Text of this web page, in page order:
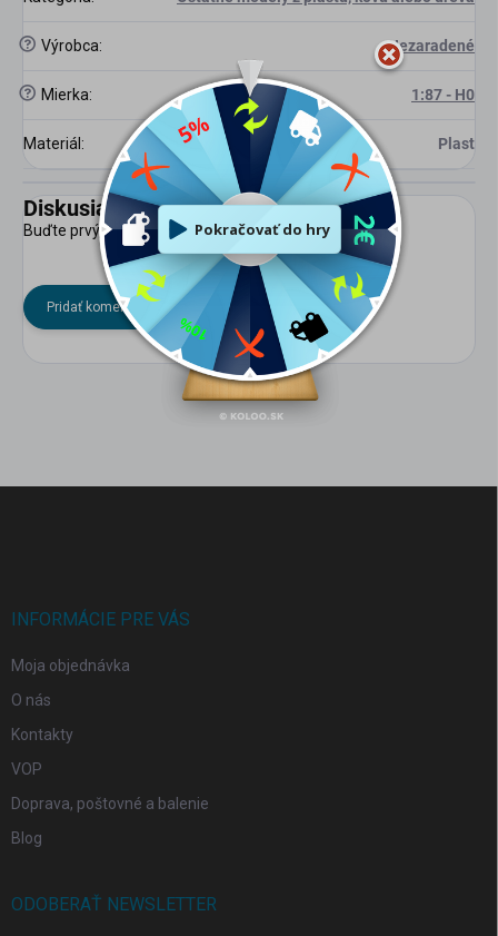
? Výrobca: Nezaradené
? Mierka: 1:87 - H0
Materiál : Plast
Diskusia
Buďte prvý, kto napíše príspevok k tejto položke.
Pridať komentár
INFORMÁCIE PRE VÁS
Moja objednávka
O nás
Kontakty
VOP
Doprava, poštovné a balenie
Blog
ODOBERAŤ NEWSLETTER